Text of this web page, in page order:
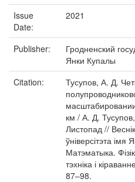
Issue
Date:
2021
Publisher:
Гродненский
Янки Купалы
Citation:
Тусупов, А. Д.
км / А. Д.
Листопад //
ўніверсітэта
Матэматыка.
тэхніка і
87–98.